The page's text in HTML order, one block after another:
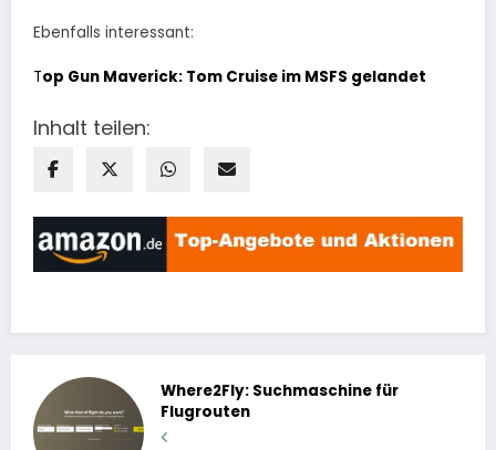
Ebenfalls interessant:
Top Gun Maverick: Tom Cruise im MSFS gelandet
Inhalt teilen:
Where2Fly: Suchmaschine für
Flugrouten